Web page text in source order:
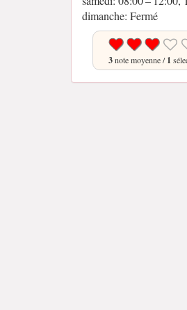
dimanche: Fermé
3note moyenne /1